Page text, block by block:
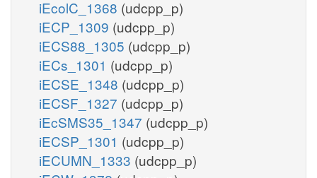
iEcolC_1368 (udcpp_p)
iECP_1309 (udcpp_p)
iECS88_1305 (udcpp_p)
iECs_1301 (udcpp_p)
iECSE_1348 (udcpp_p)
iECSF_1327 (udcpp_p)
iEcSMS35_1347 (udcpp_p)
iECSP_1301 (udcpp_p)
iECUMN_1333 (udcpp_p)